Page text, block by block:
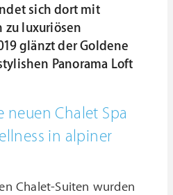
sich dort mit
zu luxuriösen
glänzt der Goldene
Panorama Loft
neuen Chalet Spa
in alpiner
Chalet-Suiten wurden